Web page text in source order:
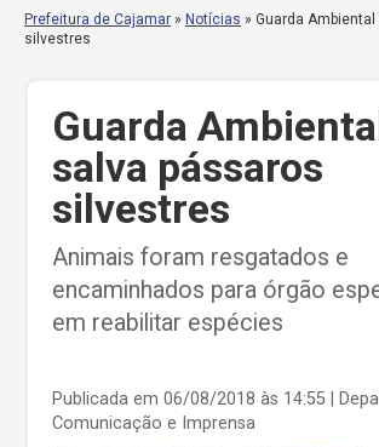
Prefeitura de Cajamar » Notícias » Guarda
silvestres
Guarda
salva pássaros
silvestres
Animais foram resgatados e
encaminhados para órgão
em reabilitar espécies
Publicada em 06/08/2018 às 14:55
|
Comunicação e Imprensa